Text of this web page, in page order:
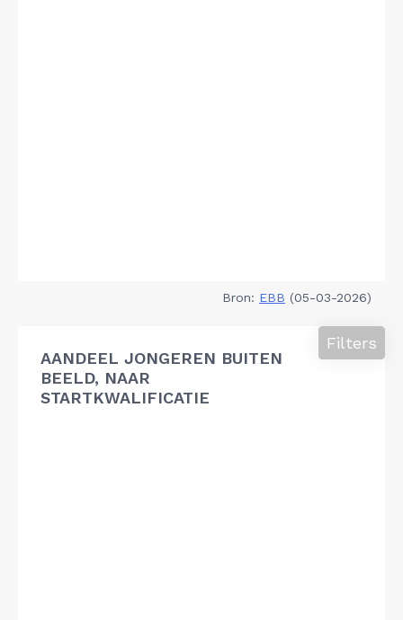
Bron: EBB (05-03-2026)
AANDEEL JONGEREN BUITEN
BEELD, NAAR
STARTKWALIFICATIE
Filters